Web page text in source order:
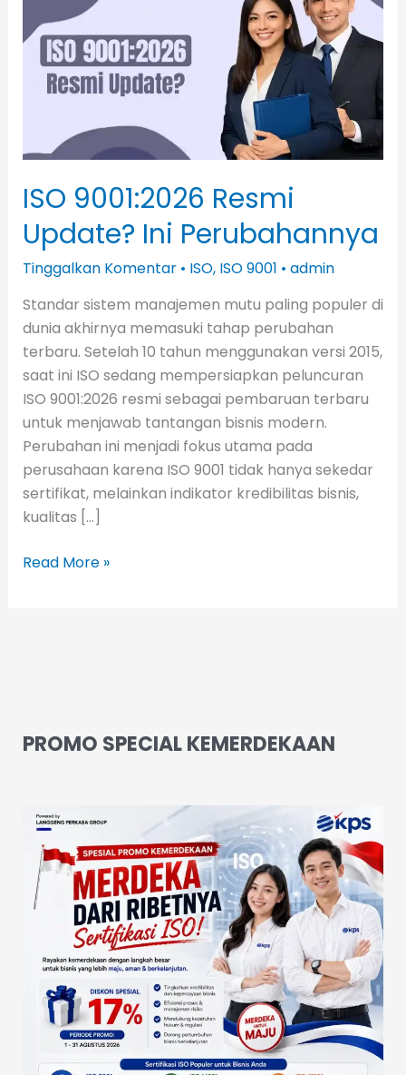
ISO 9001:2026 Resmi
Update? Ini Perubahannya
Tinggalkan Komentar • ISO, ISO 9001 • admin
Standar sistem manajemen mutu paling populer di
dunia akhirnya memasuki tahap perubahan
terbaru. Setelah 10 tahun menggunakan versi 2015,
saat ini ISO sedang mempersiapkan peluncuran
ISO 9001:2026 resmi sebagai pembaruan terbaru
untuk menjawab tantangan bisnis modern.
Perubahan ini menjadi fokus utama pada
perusahaan karena ISO 9001 tidak hanya sekedar
sertifikat, melainkan indikator kredibilitas bisnis,
kualitas […]
Update?
Perubahannya
Read More »
PROMO SPECIAL KEMERDEKAAN